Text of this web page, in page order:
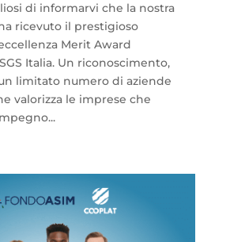
di informarvi che la nostra
ricevuto il prestigioso
Merit Award
Italia. Un riconoscimento,
limitato numero di aziende
valorizza le imprese che